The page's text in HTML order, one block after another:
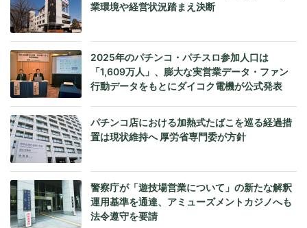
業環境や経営状況踏まえ決断
2025年のパチンコ・パチスロ参加人口は
「1,609万人」、膨大な実営業データ・ファン
行動データをもとにダイコク電機が公式発表
パチンコ店における加熱式たばこを巡る経過措
置は現状維持へ 厚労省専門委が方針
警察庁が「遊技場営業について」の新たな解釈
運用基準を通達、アミューズメントカジノへも
法令遵守を要請